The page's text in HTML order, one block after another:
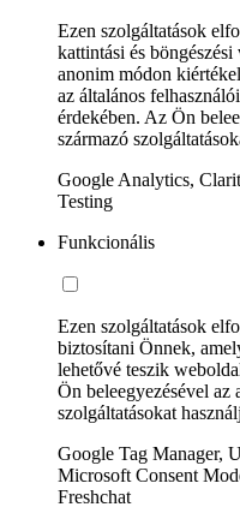
Ezen szolgáltatások
kattintási és
anonim módon
az általános
érdekében. Az Ön
származó
Google Analytics,
Testing
Funkcionális
Ezen szolgáltatások
biztosítani Önnek,
lehetővé teszik
Ön beleegyezésével
szolgáltatásokat
Google Tag Manager,
Microsoft Consent
Freshchat